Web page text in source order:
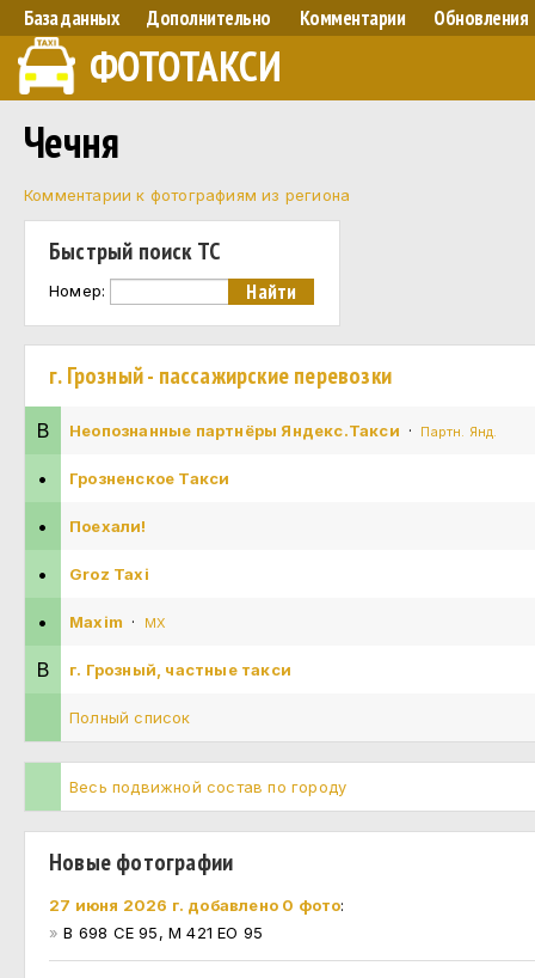
База данных Дополнительно Комментарии Обновления
ФОТОТАКСИ
Чечня
Комментарии к фотографиям из региона
Быстрый поиск ТС
Номер:
г. Грозный - пассажирские перевозки
В Неопознанные партнёры Яндекс.Такси · Партн. Янд.
• Грозненское Такси
• Поехали!
• Groz Taxi
• Maxim · MX
В г. Грозный, частные такси
Полный список
Весь подвижной состав по городу
Новые фотографии
27 июня 2026 г. добавлено 0 фото:
»В 698 СЕ 95, М 421 ЕО 95